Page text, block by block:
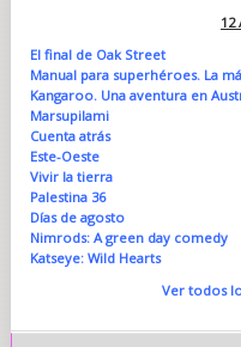
12
El final de Oak Street
Manual para superhéroes. La
Kangaroo. Una aventura en
Marsupilami
Cuenta atrás
Este-Oeste
Vivir la tierra
Palestina 36
Días de agosto
Nimrods: A green day comedy
Katseye: Wild Hearts
Ver todos